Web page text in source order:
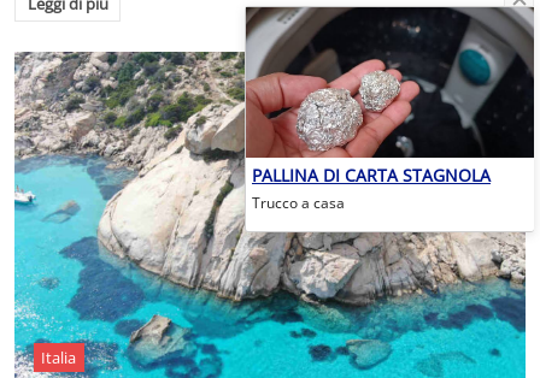
Leggi di più
Italia
PALLINA DI CARTA STAGNOLA
Trucco a casa